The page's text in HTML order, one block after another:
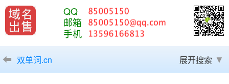
QQ
邮箱
手机
双单词.cn 展开搜索